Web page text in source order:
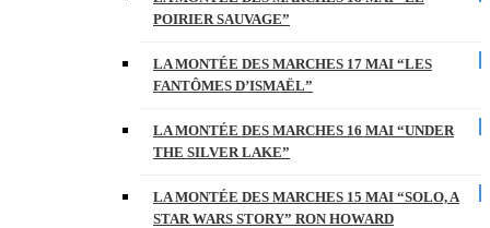
POIRIER SAUVAGE”
LA MONTÉE DES MARCHES 17 MAI “LES
FANTÔMES D’ISMAËL”
LA MONTÉE DES MARCHES 16 MAI “UNDER
THE SILVER LAKE”
LA MONTÉE DES MARCHES 15 MAI “SOLO, A
STAR WARS STORY” RON HOWARD